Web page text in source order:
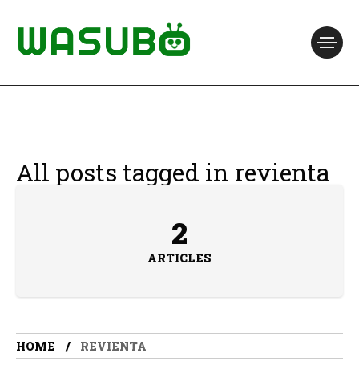
All posts tagged in revienta
2
ARTICLES
HOME REVIENTA